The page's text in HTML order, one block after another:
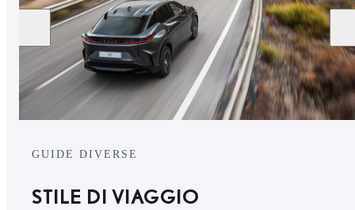
GUIDE DIVERSE
STILE DI VIAGGIO